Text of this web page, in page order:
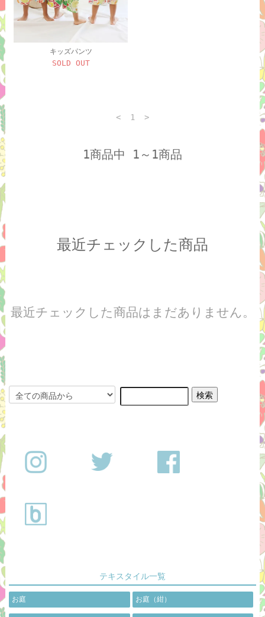
キッズパンツ
SOLD OUT
< 1 >
1商品中 1～1商品
最近チェックした商品
最近チェックした商品はまだありません。
テキスタイル一覧
お庭 お庭（紺）